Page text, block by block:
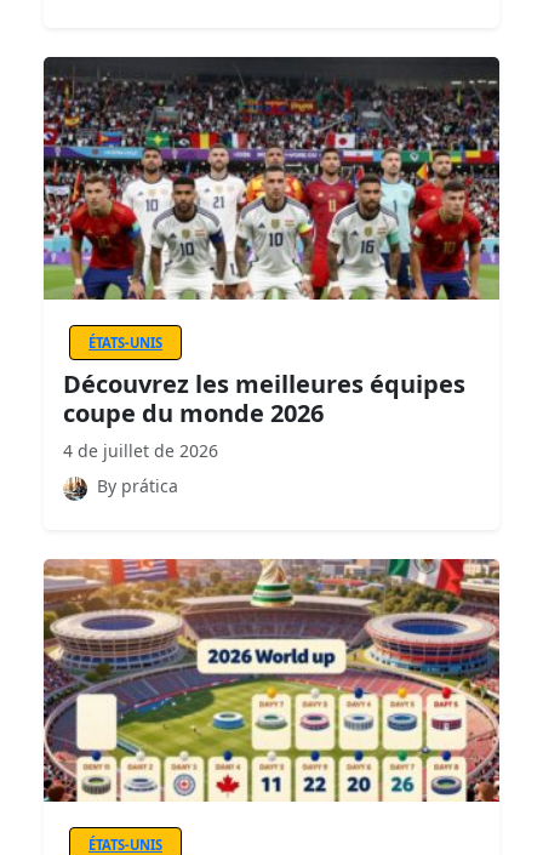
ÉTATS-UNIS
Découvrez les meilleures équipes
coupe du monde 2026
4 de juillet de 2026
By prática
ÉTATS-UNIS